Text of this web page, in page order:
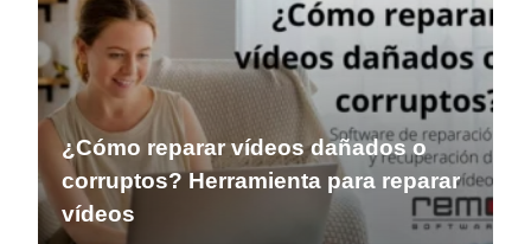
¿Cómo reparar vídeos dañados o
corruptos? Herramienta para reparar
vídeos